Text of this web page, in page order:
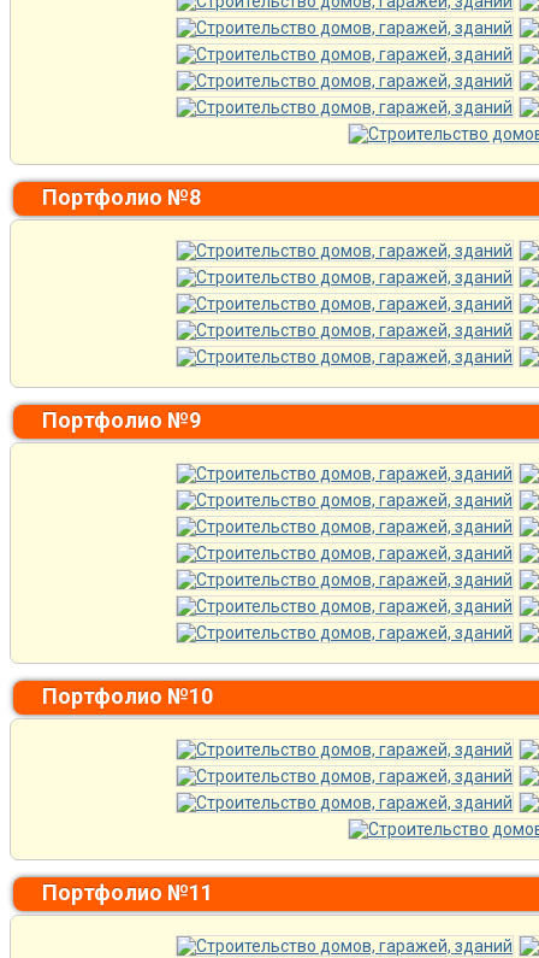
Портфолио №8
Портфолио №9
Портфолио №10
Портфолио №11